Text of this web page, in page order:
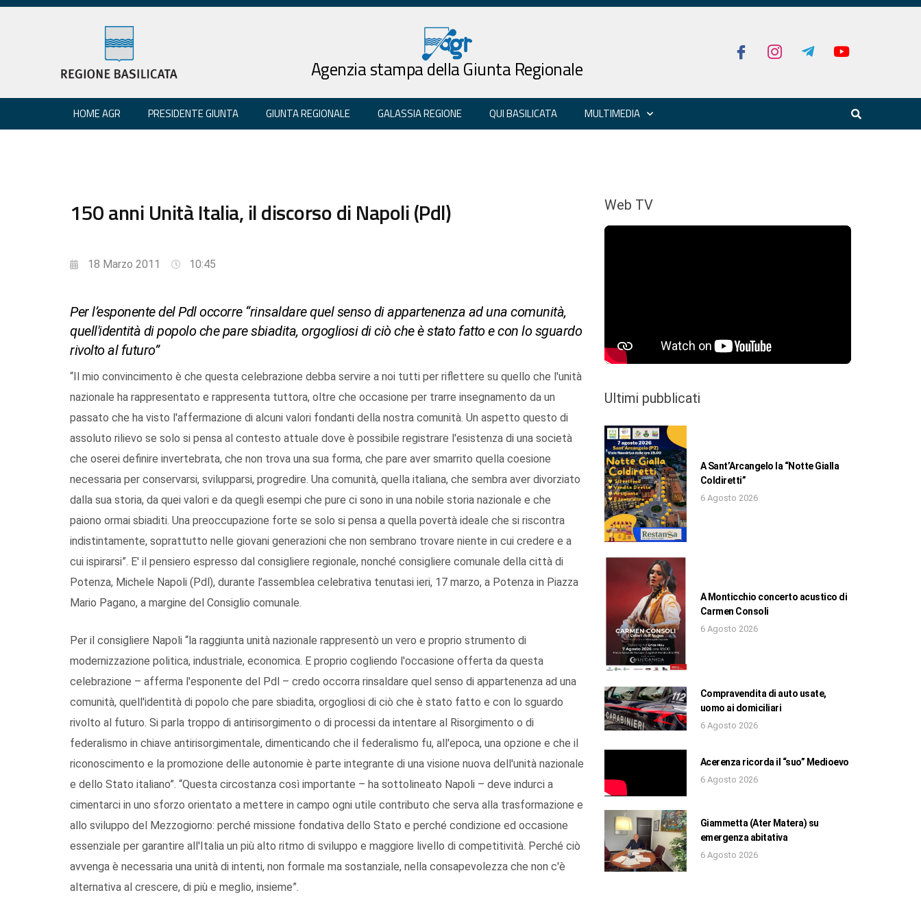
Agenzia stampa della Giunta Regionale
HOME AGR PRESIDENTE GIUNTA GIUNTA REGIONALE GALASSIA REGIONE QUI BASILICATA MULTIMEDIA
150 anni Unità Italia, il discorso di Napoli (Pdl)
18 Marzo 2011 10:45
Per l’esponente del Pdl occorre “rinsaldare quel senso di appartenenza ad una comunità,
quell'identità di popolo che pare sbiadita, orgogliosi di ciò che è stato fatto e con lo sguardo
rivolto al futuro”
“Il mio convincimento è che questa celebrazione debba servire a noi tutti per riflettere su quello che l'unità
nazionale ha rappresentato e rappresenta tuttora, oltre che occasione per trarre insegnamento da un
passato che ha visto l'affermazione di alcuni valori fondanti della nostra comunità. Un aspetto questo di
assoluto rilievo se solo si pensa al contesto attuale dove è possibile registrare l'esistenza di una società
che oserei definire invertebrata, che non trova una sua forma, che pare aver smarrito quella coesione
necessaria per conservarsi, svilupparsi, progredire. Una comunità, quella italiana, che sembra aver divorziato
dalla sua storia, da quei valori e da quegli esempi che pure ci sono in una nobile storia nazionale e che
paiono ormai sbiaditi. Una preoccupazione forte se solo si pensa a quella povertà ideale che si riscontra
indistintamente, soprattutto nelle giovani generazioni che non sembrano trovare niente in cui credere e a
cui ispirarsi”. E' il pensiero espresso dal consigliere regionale, nonché consigliere comunale della città di
Potenza, Michele Napoli (Pdl), durante l’assemblea celebrativa tenutasi ieri, 17 marzo, a Potenza in Piazza
Mario Pagano, a margine del Consiglio comunale.
Per il consigliere Napoli “la raggiunta unità nazionale rappresentò un vero e proprio strumento di
modernizzazione politica, industriale, economica. E proprio cogliendo l'occasione offerta da questa
celebrazione – afferma l'esponente del Pdl – credo occorra rinsaldare quel senso di appartenenza ad una
comunità, quell'identità di popolo che pare sbiadita, orgogliosi di ciò che è stato fatto e con lo sguardo
rivolto al futuro. Si parla troppo di antirisorgimento o di processi da intentare al Risorgimento o di
federalismo in chiave antirisorgimentale, dimenticando che il federalismo fu, all'epoca, una opzione e che il
riconoscimento e la promozione delle autonomie è parte integrante di una visione nuova dell'unità nazionale
e dello Stato italiano”. “Questa circostanza così importante – ha sottolineato Napoli – deve indurci a
cimentarci in uno sforzo orientato a mettere in campo ogni utile contributo che serva alla trasformazione e
allo sviluppo del Mezzogiorno: perché missione fondativa dello Stato e perché condizione ed occasione
essenziale per garantire all'Italia un più alto ritmo di sviluppo e maggiore livello di competitività. Perché ciò
avvenga è necessaria una unità di intenti, non formale ma sostanziale, nella consapevolezza che non c'è
alternativa al crescere, di più e meglio, insieme”.
Web TV
Ultimi pubblicati
A Sant’Arcangelo la “Notte Gialla
Coldiretti”
6 Agosto 2026
A Monticchio concerto acustico di
Carmen Consoli
6 Agosto 2026
Compravendita di auto usate,
uomo ai domiciliari
6 Agosto 2026
Acerenza ricorda il “suo” Medioevo
6 Agosto 2026
Giammetta (Ater Matera) su
emergenza abitativa
6 Agosto 2026